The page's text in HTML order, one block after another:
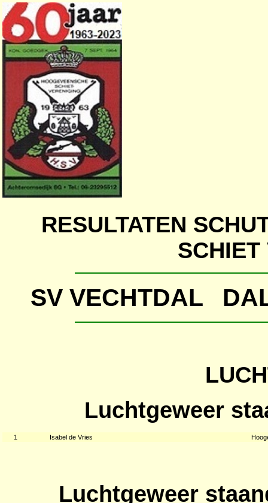
RESULTATEN
SCHIET
SV VECHTDAL
Luchtgeweer
1 Isabel de Vries
Luchtgeweer